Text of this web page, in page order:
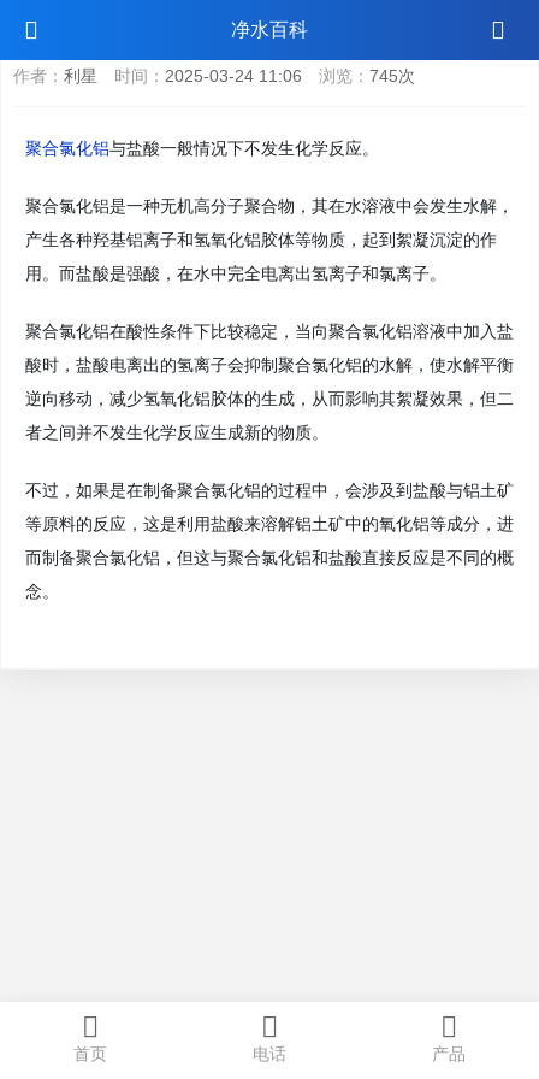
净水百科
聚合氯化铝与盐酸反应
作者： 利星 时间： 2025-03-24 11:06 浏览： 745次
聚合氯化铝与盐酸一般情况下不发生化学反应。
聚合氯化铝是一种无机高分子聚合物，其在水溶液中会发生水解，
产生各种羟基铝离子和氢氧化铝胶体等物质，起到絮凝沉淀的作
用。而盐酸是强酸，在水中完全电离出氢离子和氯离子。
聚合氯化铝在酸性条件下比较稳定，当向聚合氯化铝溶液中加入盐
酸时，盐酸电离出的氢离子会抑制聚合氯化铝的水解，使水解平衡
逆向移动，减少氢氧化铝胶体的生成，从而影响其絮凝效果，但二
者之间并不发生化学反应生成新的物质。
不过，如果是在制备聚合氯化铝的过程中，会涉及到盐酸与铝土矿
等原料的反应，这是利用盐酸来溶解铝土矿中的氧化铝等成分，进
而制备聚合氯化铝，但这与聚合氯化铝和盐酸直接反应是不同的概
念。
首页 电话 产品